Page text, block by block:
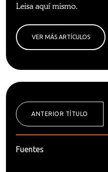
Leisa aquí mismo.
VER MÁS ARTÍCULOS
ANTERIOR TÍTULO
Fuentes